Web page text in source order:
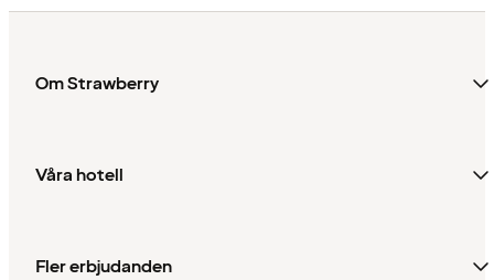
Om Strawberry
Våra hotell
Fler erbjudanden